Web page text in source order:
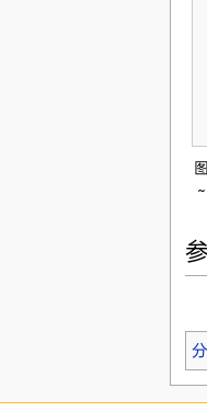
～